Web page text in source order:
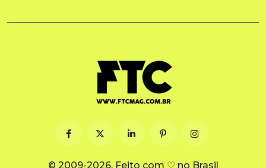
© 2009-2026. Feito com ♡ no Brasil